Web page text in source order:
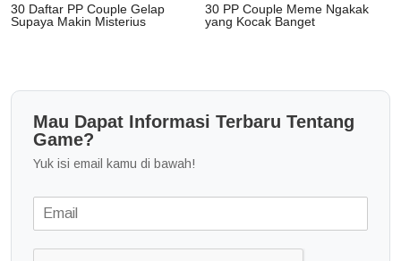
30 Daftar PP Couple Gelap
Supaya Makin Misterius
30 PP Couple Meme Ngakak
yang Kocak Banget
Mau Dapat Informasi Terbaru Tentang
Game?
Yuk isi email kamu di bawah!